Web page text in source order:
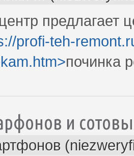
предлагает
profi-teh-
починка
и